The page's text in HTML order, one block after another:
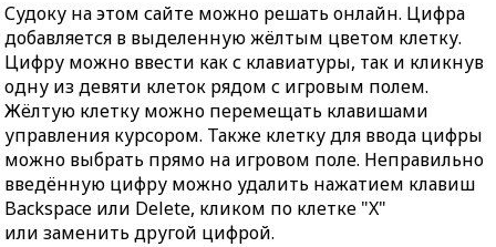
Судоку на этом сайте можно решать онлайн. Цифра
добавляется в выделенную жёлтым цветом клетку.
Цифру можно ввести как с клавиатуры, так и кликнув
одну из девяти клеток рядом с игровым полем.
Жёлтую клетку можно перемещать клавишами
управления курсором. Также клетку для ввода цифры
можно выбрать прямо на игровом поле. Неправильно
введённую цифру можно удалить нажатием клавиш
Backspace или Delete, кликом по клетке "X"
или заменить другой цифрой.